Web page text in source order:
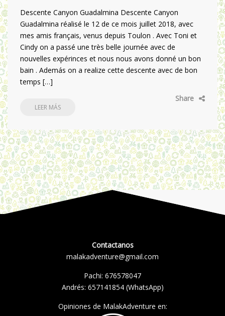
Descente Canyon Guadalmina Descente Canyon
Guadalmina réalisé le 12 de ce mois juillet 2018, avec
mes amis français, venus depuis Toulon . Avec Toni et
Cindy on a passé une très belle journée avec de
nouvelles expérinces et nous nous avons donné un bon
bain . Además on a realize cette descente avec de bon
temps […]
Share
LEER MÁS
Contactanos
malakadventure@gmail.com
Pachi: 676578047
Andrés: 657141854(WhatsApp)
Opiniones de MalakAdventure en: